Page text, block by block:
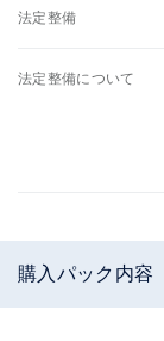
法定整備
法定整備について
購入パック内容